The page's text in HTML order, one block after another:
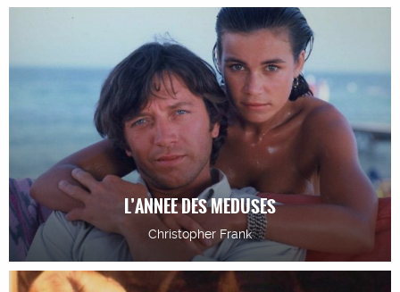
L’ANNEE DES MEDUSES
Christopher Frank